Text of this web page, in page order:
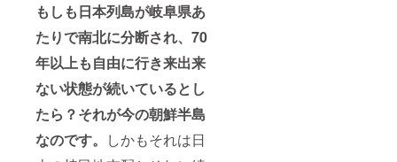
もしも日本列島が岐阜県あ
たりで南北に分断され、70
年以上も自由に行き来出来
ない状態が続いているとし
たら？それが今の朝鮮半島
なのです。 しかもそれは日